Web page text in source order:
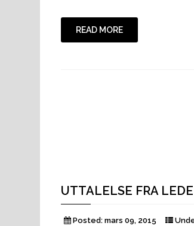
READ MORE
UTTALELSE FRA
Posted: mars 09, 2015